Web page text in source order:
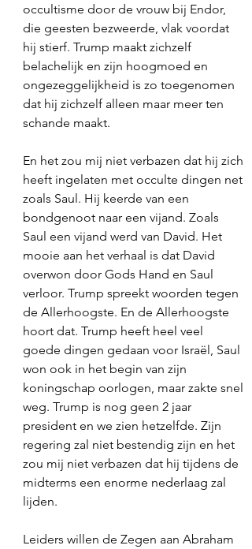
occultisme door de vrouw bij Endor,
die geesten bezweerde, vlak voordat
hij stierf. Trump maakt zichzelf
belachelijk en zijn hoogmoed en
ongezeggelijkheid is zo toegenomen
dat hij zichzelf alleen maar meer ten
schande maakt.
En het zou mij niet verbazen dat hij zich
heeft ingelaten met occulte dingen net
zoals Saul. Hij keerde van een
bondgenoot naar een vijand. Zoals
Saul een vijand werd van David. Het
mooie aan het verhaal is dat David
overwon door Gods Hand en Saul
verloor. Trump spreekt woorden tegen
de Allerhoogste. En de Allerhoogste
hoort dat. Trump heeft heel veel
goede dingen gedaan voor Israël, Saul
won ook in het begin van zijn
koningschap oorlogen, maar zakte snel
weg. Trump is nog geen 2 jaar
president en we zien hetzelfde. Zijn
regering zal niet bestendig zijn en het
zou mij niet verbazen dat hij tijdens de
midterms een enorme nederlaag zal
lijden.
Leiders willen de Zegen aan Abraham